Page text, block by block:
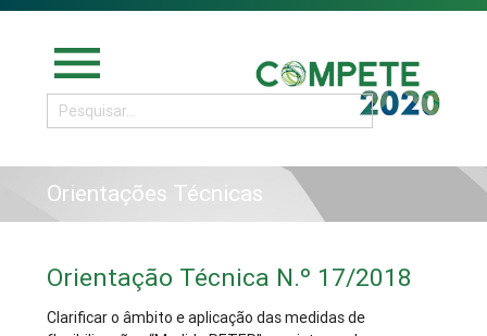
menu
Orientações Técnicas
Orientação Técnica N.º 17/2018
Clarificar o âmbito e aplicação das medidas de